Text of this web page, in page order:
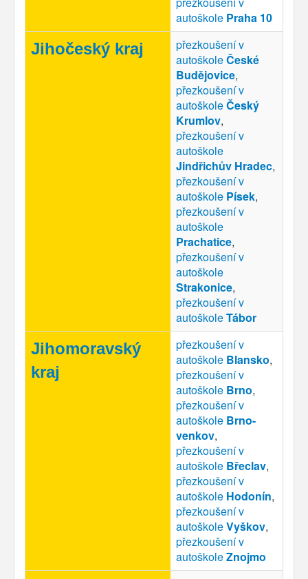
autoškole Praha 10
Jihočeský kraj
přezkoušení v
autoškoleČeské
Budějovice,
přezkoušení v
autoškoleČeský
Krumlov,
přezkoušení v
autoškole
Jindřichův Hradec,
přezkoušení v
autoškole Písek,
přezkoušení v
autoškole
Prachatice,
přezkoušení v
autoškole
Strakonice,
přezkoušení v
autoškoleTábor
Jihomoravský
kraj
přezkoušení v
autoškole Blansko,
přezkoušení v
autoškole Brno,
přezkoušení v
autoškole Brno-
venkov,
přezkoušení v
autoškole Břeclav,
přezkoušení v
autoškole Hodonín,
přezkoušení v
autoškoleVyškov,
přezkoušení v
autoškoleZnojmo